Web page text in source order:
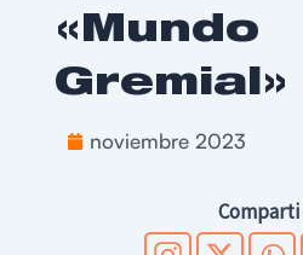
«Mundo
Gremial»
noviembre 2023
Comparti